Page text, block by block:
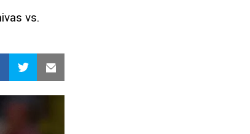
vs.